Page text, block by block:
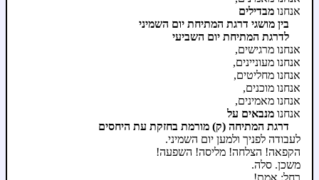
אנחנו מבדילים
בין מושגי דרגת המתיחת יום השמיני
לדרגת המתיחת יום השביעי
אנחנו מרגישים,
אנחנו מעוניינים,
אנחנו מחליטים,
אנחנו מוכנים,
אנחנו מאמינים,
אנחנו מנבאים על
דרגת המתיחה (ק) מורמת בחזקת עת היחסים
לעבודה לפניך ולמען יום השמיני.
הקפאה! הצלחה! מליסה! השפעה!
משכן. סלה.
רחל: אמת!